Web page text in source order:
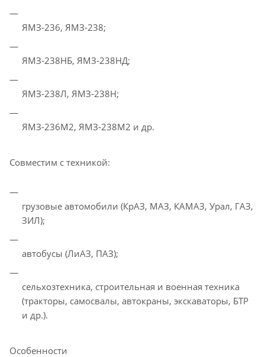
ЯМЗ‑236, ЯМЗ‑238;
ЯМЗ‑238НБ, ЯМЗ‑238НД;
ЯМЗ‑238Л, ЯМЗ‑238Н;
ЯМЗ‑236М2, ЯМЗ‑238М2 и др.
Совместим с техникой:
грузовые автомобили (КрАЗ, МАЗ, КАМАЗ, Урал, ГАЗ,
ЗИЛ);
автобусы (ЛиАЗ, ПАЗ);
сельхозтехника, строительная и военная техника
(тракторы, самосвалы, автокраны, экскаваторы, БТР
и др.).
Особенности